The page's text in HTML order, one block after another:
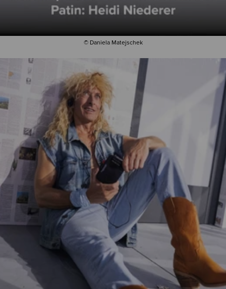
© Daniela Matejschek